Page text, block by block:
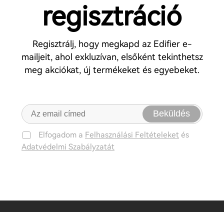
regisztráció
Regisztrálj, hogy megkapd az Edifier e-
mailjeit, ahol exkluzívan, elsőként tekinthetsz
meg akciókat, új termékeket és egyebeket.
Beküldés
Elfogadom a Felhasználási Feltételeket és
Adatvédelmi Szabályzatát